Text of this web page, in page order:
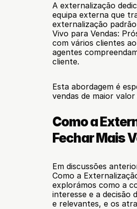
A externalização
equipa externa que
externalização
Vivo para Vendas:
com vários clientes
agentes
cliente.
Esta abordagem é
vendas de maior
Como a
Fechar Mais
Em discussões
Como a
explorámos como a
interesse e a decisão
e relevantes, e os